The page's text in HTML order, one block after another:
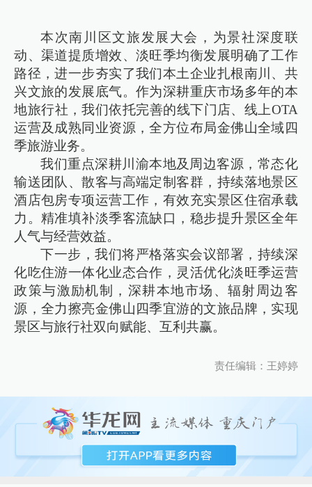
本次南川区文旅发展大会，为景社深度联
动、渠道提质增效、淡旺季均衡发展明确了工作
路径，进一步夯实了我们本土企业扎根南川、共
兴文旅的发展底气。作为深耕重庆市场多年的本
地旅行社，我们依托完善的线下门店、线上OTA
运营及成熟同业资源，全方位布局金佛山全域四
季旅游业务。
我们重点深耕川渝本地及周边客源，常态化
输送团队、散客与高端定制客群，持续落地景区
酒店包房专项运营工作，有效充实景区住宿承载
力。精准填补淡季客流缺口，稳步提升景区全年
人气与经营效益。
下一步，我们将严格落实会议部署，持续深
化吃住游一体化业态合作，灵活优化淡旺季运营
政策与激励机制，深耕本地市场、辐射周边客
源，全力擦亮金佛山四季宜游的文旅品牌，实现
景区与旅行社双向赋能、互利共赢。
责任编辑：王婷婷